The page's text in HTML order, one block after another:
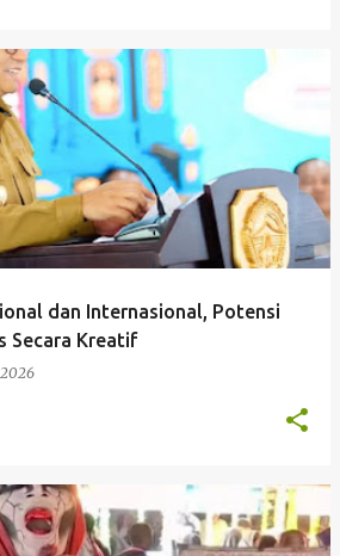
dan Internasional, Potensi
Secara Kreatif